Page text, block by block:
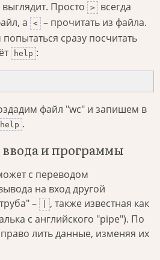
Просто
>
всегда
а
< – прочитать из файла.
сразу посчитать
help :
файл "wc" и запишем в
help .
и программы
с переводом
на вход другой
–
, также известная как
с английского "pipe"). По
лить данные, изменяя их